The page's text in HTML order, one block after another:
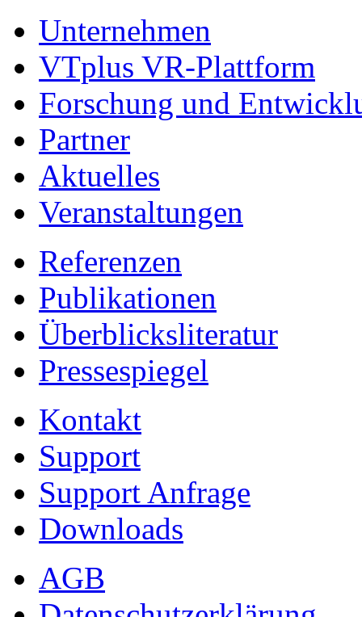
Unternehmen
VTplus VR-Plattform
Forschung und
Partner
Aktuelles
Veranstaltungen
Referenzen
Publikationen
Überblicksliteratur
Pressespiegel
Kontakt
Support
Support Anfrage
Downloads
AGB